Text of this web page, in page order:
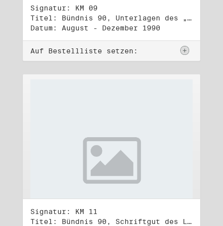
Signatur: KM 09
Titel: Bündnis 90, Unterlagen des „Bündnis 90/Die Grünen – BürgerInnenbewegung“ (Wahlbündnis zur Bundestagswahl am 2.12.1990)
Datum: August - Dezember 1990
Auf Bestellliste setzen:
Signatur: KM 11
Titel: Bündnis 90, Schriftgut des Landesverbandes Berlin